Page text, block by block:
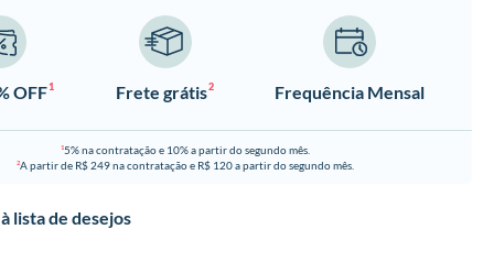
OFF1 Frete grátis2 Frequência Mensal
15% na contratação e 10% a partir do segundo mês.
2A partir de R$ 249 na contratação e R$ 120 a partir do segundo mês.
lista de desejos